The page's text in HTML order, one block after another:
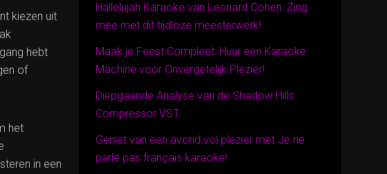
kiezen uit
hebt
of
het
in een
Hallelujah Karaoke van Leonard Cohen: Zing
mee met dit tijdloze meesterwerk!
Maak je Feest Compleet: Huur een Karaoke
Machine voor Onvergetelijk Plezier!
Diepgaande Analyse van de Shadow Hills
Compressor VST
Geniet van een avond vol plezier met Je ne
parle pas français karaoke!